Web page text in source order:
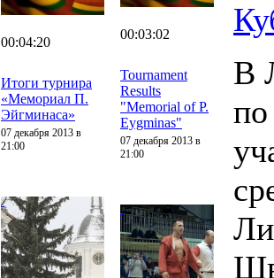
00:04:20
Итоги турнира
«Мемориал П.
Эйгминаса»
07 декабря 2013 в
21:00
00:03:02
Tournament
Results
"Memorial of P.
Eygminas"
07 декабря 2013 в
21:00
В